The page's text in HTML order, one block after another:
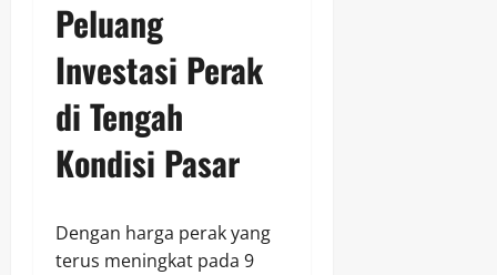
Peluang
Investasi Perak
di Tengah
Kondisi Pasar
Dengan harga perak yang
terus meningkat pada 9